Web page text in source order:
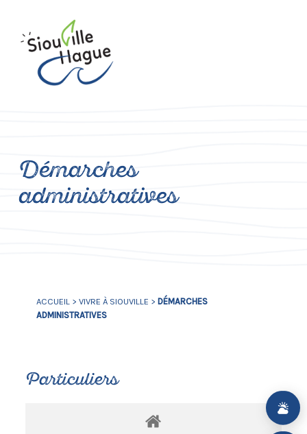
Démarches
administratives
ACCUEIL > VIVRE À SIOUVILLE > DÉMARCHES
ADMINISTRATIVES
Particuliers